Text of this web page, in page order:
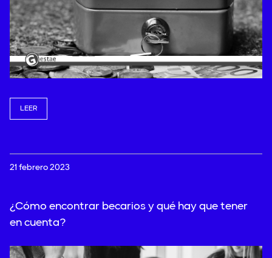
LEER
21 febrero 2023
¿Cómo encontrar becarios y qué hay que tener
en cuenta?